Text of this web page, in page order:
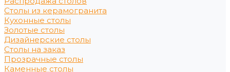
Столы из керамогранита
Кухонные столы
Золотые столы
Дизайнерские столы
Столы на заказ
Прозрачные столы
Каменные столы